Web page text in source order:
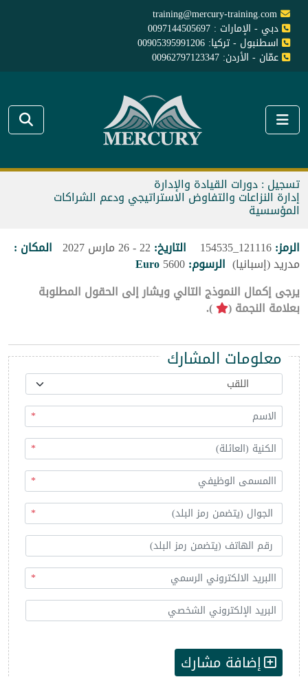
training@mercury-training.com
دبي - الإمارات : 0097144505697
اسطنبول - تركيا: 00905395991206
عمّان - الأردن: 00962797123347
تسجيل : دورات القيادة والإدارة
إدارة النزاعات والتفاوض الاستراتيجي ودعم الشراكات
المؤسسية
الرمز:
التاريخ: المكان :
مدريد (إسبانيا) الرسوم:5600
Euro
يرجى إكمال النموذج التالي ويشار إلى الحقول المطلوبة
بعلامة النجمة ( ).
معلومات المشارك
*
*
*
*
*
إضافة مشارك